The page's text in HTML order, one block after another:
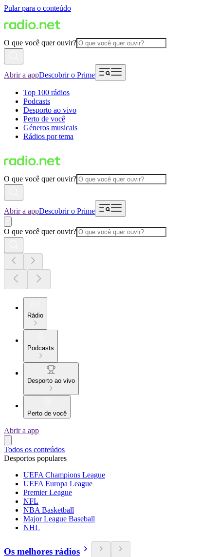
Pular para o conteúdo
O que você quer ouvir?
Abrir a appDescobrir o Prime
Top 100 rádios
Podcasts
Desporto ao vivo
Perto de você
Géneros musicais
Rádios por tema
O que você quer ouvir?
Abrir a appDescobrir o Prime
O que você quer ouvir?
Rádio
Podcasts
Desporto ao vivo
Perto de você
Abrir a app
Todos os conteúdos
Desportos populares
UEFA Champions League
UEFA Europa League
Premier League
NFL
NBA Basketball
Major League Baseball
NHL
Os melhores rádios